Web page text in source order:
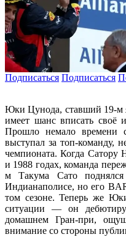
Подписаться Подписаться
Юки Цунода, ставший 19-м
имеет шанс вписать своё
Прошло немало времени
выступал за топ-команду,
чемпионата. Когда Сатору
и 1988 годах, команда
м Такума Сато
Индианаполисе, но его
том сезоне. Теперь же
ситуации — он
домашнем Гран-при,
внимание со стороны